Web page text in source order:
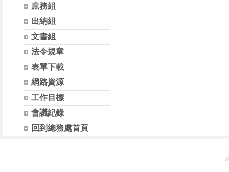
庶務組
出納組
文書組
法令規章
表單下載
網路資源
工作目標
會議紀錄
回到總務處首頁